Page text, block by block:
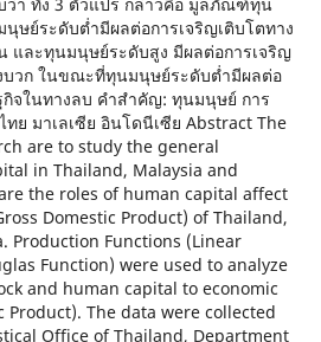
ษย์ระดับต่ำมีผลต่อการเจริญเติบโตทาง
และทุนมนุษย์ระดับสูง มีผลต่อการเจริญ
บวก ในขณะที่ทุนมนุษย์ระดับต่ำมีผลต่อ
กิจในทางลบ คำสำคัญ: ทุนมนุษย์ การ
ทย มาเลเซีย อินโดนีเซีย Abstract The
are to study the general
in Thailand, Malaysia and
the roles of human capital affect
Domestic Product) of Thailand,
Production Functions (Linear
Function) were used to analyze
and human capital to economic
Product). The data were collected
Office of Thailand, Department